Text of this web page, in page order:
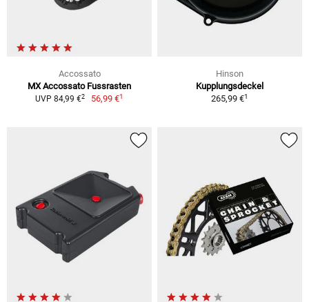
Accossato
MX Accossato Fussrasten
UVP 84,99 €2 56,99 €1
Hinson
Kupplungsdeckel
265,99 €1